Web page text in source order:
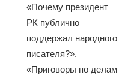
«Почему президент
РК публично
поддержал народного
писателя?».
«Приговоры по делам